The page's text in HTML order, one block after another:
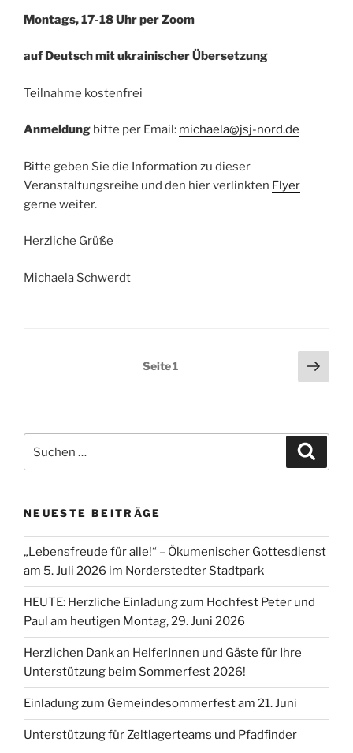
Montags, 17-18 Uhr per Zoom
auf Deutsch mit ukrainischer Übersetzung
Teilnahme kostenfrei
Anmeldung bitte per Email: michaela@jsj-nord.de
Bitte geben Sie die Information zu dieser
Veranstaltungsreihe und den hier verlinkten Flyer
gerne weiter.
Herzliche Grüße
Michaela Schwerdt
Seitennummerierung
Seite1
nach:
NEUESTE BEITRÄGE
„Lebensfreude für alle!“ – Ökumenischer Gottesdienst
am 5. Juli 2026 im Norderstedter Stadtpark
HEUTE: Herzliche Einladung zum Hochfest Peter und
Paul am heutigen Montag, 29. Juni 2026
Herzlichen Dank an HelferInnen und Gäste für Ihre
Unterstützung beim Sommerfest 2026!
Einladung zum Gemeindesommerfest am 21. Juni
Unterstützung für Zeltlagerteams und Pfadfinder